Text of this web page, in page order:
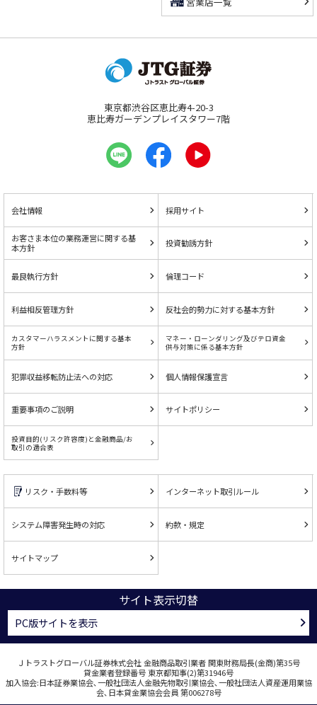
東京都渋谷区恵比寿4-20-3
恵比寿ガーデンプレイスタワー7階
会社情報 採用サイト
お客さま本位の業務運営に関する基
本方針
投資勧誘方針
最良執行方針 倫理コード
利益相反管理方針 反社会的勢力に対する基本方針
カスタマーハラスメントに関する基本
方針
マネー・ローンダリング及びテロ資金
供与対策に係る基本方針
犯罪収益移転防止法への対応 個人情報保護宣言
重要事項のご説明 サイトポリシー
投資目的(リスク許容度)と金融商品/お
取引の適合表
リスク・手数料等 インターネット取引ルール
システム障害発生時の対応 約款・規定
サイトマップ
サイト表示切替
PC版サイトを表示
Ｊトラストグローバル証券株式会社 金融商品取引業者 関東財務局長(金商)第35号
貸金業者登録番号 東京都知事(2)第31946号
加入協会:日本証券業協会､一般社団法人金融先物取引業協会､一般社団法人資産運用業協
会､日本貸金業協会会員 第006278号